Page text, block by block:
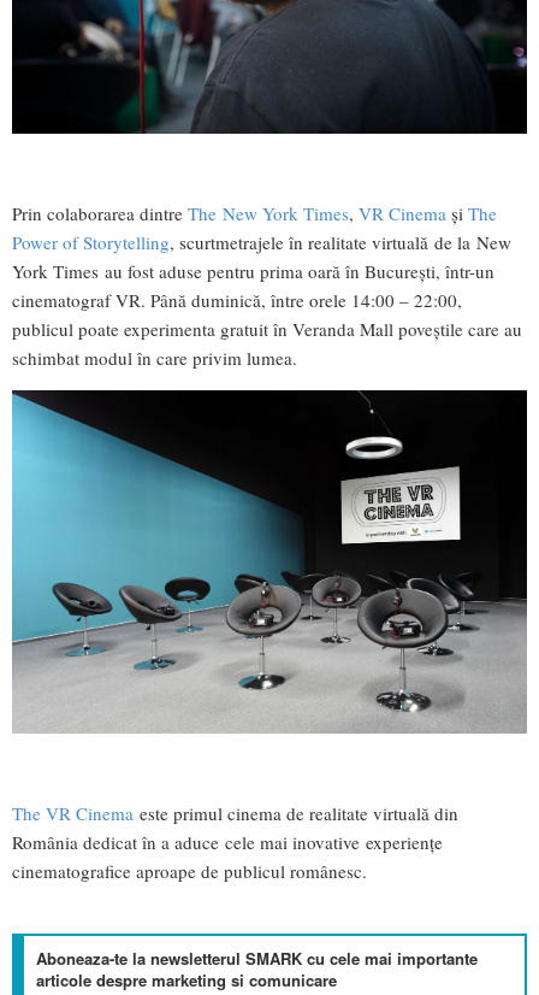
Prin colaborarea dintre The New York Times, VR Cinema și The
Power of Storytelling, scurtmetrajele în realitate virtuală de la New
York Times au fost aduse pentru prima oară în București, într-un
cinematograf VR. Până duminică, între orele 14:00 – 22:00,
publicul poate experimenta gratuit în Veranda Mall poveștile care au
schimbat modul în care privim lumea.
The VR Cinema este primul cinema de realitate virtuală din
România dedicat în a aduce cele mai inovative experiențe
cinematografice aproape de publicul românesc.
Aboneaza-te la newsletterul SMARK cu cele mai importante
articole despre marketing si comunicare